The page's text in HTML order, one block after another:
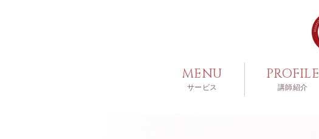
MENU
サービス
PROFILE
講師紹介